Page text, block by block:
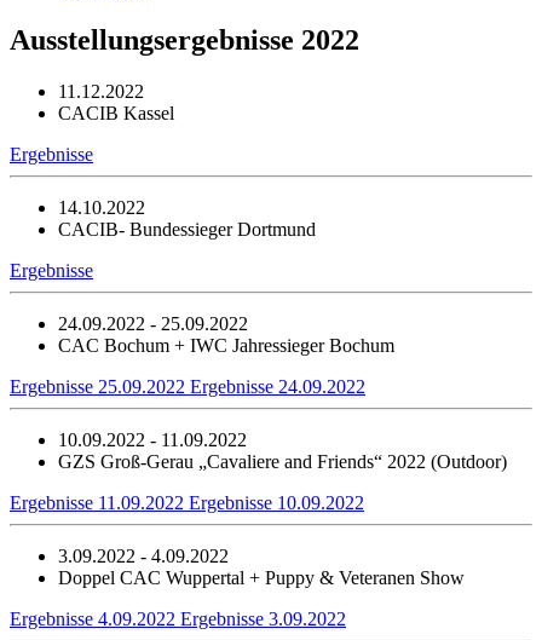
Ausstellungsergebnisse 2022
11.12.2022
CACIB Kassel
Ergebnisse
14.10.2022
CACIB- Bundessieger Dortmund
Ergebnisse
24.09.2022 - 25.09.2022
CAC Bochum + IWC Jahressieger Bochum
Ergebnisse 25.09.2022 Ergebnisse 24.09.2022
10.09.2022 - 11.09.2022
GZS Groß-Gerau „Cavaliere and Friends“ 2022 (Outdoor)
Ergebnisse 11.09.2022 Ergebnisse 10.09.2022
3.09.2022 - 4.09.2022
Doppel CAC Wuppertal + Puppy & Veteranen Show
Ergebnisse 4.09.2022 Ergebnisse 3.09.2022